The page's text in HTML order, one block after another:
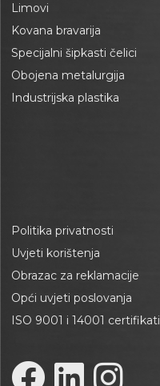
Limovi
Kovana bravarija
Specijalni šipkasti čelici
Obojena metalurgija
Industrijska plastika
Politika privatnosti
Uvjeti korištenja
Obrazac za reklamacije
Opći uvjeti poslovanja
ISO 9001 i 14001 certifikati